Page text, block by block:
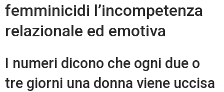
femminicidi l’incompetenza
relazionale ed emotiva
I numeri dicono che ogni due o
tre giorni una donna viene uccisa